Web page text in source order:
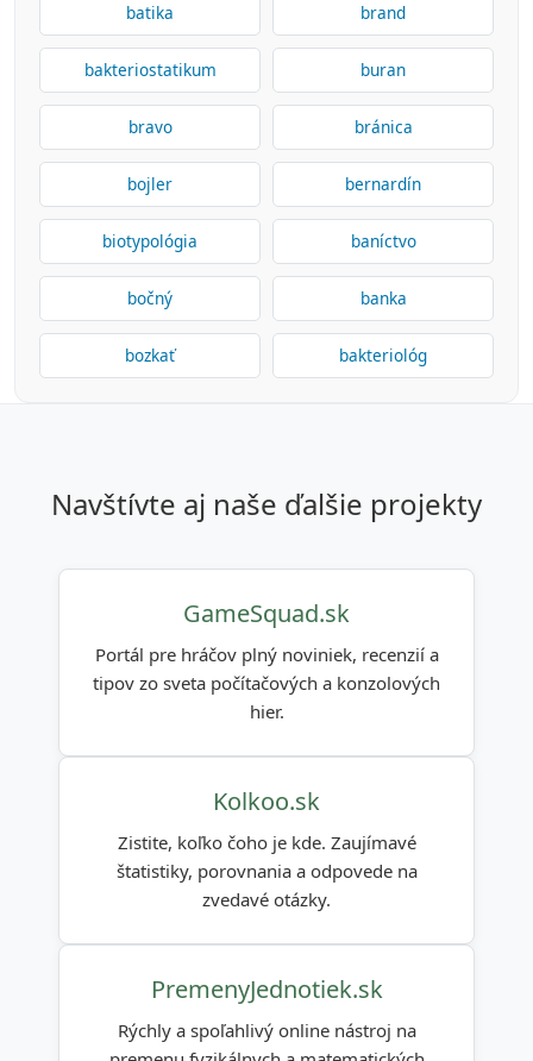
batika brand
bakteriostatikum buran
bravo bránica
bojler bernardín
biotypológia baníctvo
bočný banka
bozkať bakteriológ
navštívte aj naše ďalšie projekty
GameSquad.sk
Portál pre hráčov plný noviniek, recenzií a
tipov zo sveta počítačových a konzolových
hier.
Kolkoo.sk
Zistite, koľko čoho je kde. Zaujímavé
štatistiky, porovnania a odpovede na
zvedavé otázky.
PremenyJednotiek.sk
Rýchly a spoľahlivý online nástroj na